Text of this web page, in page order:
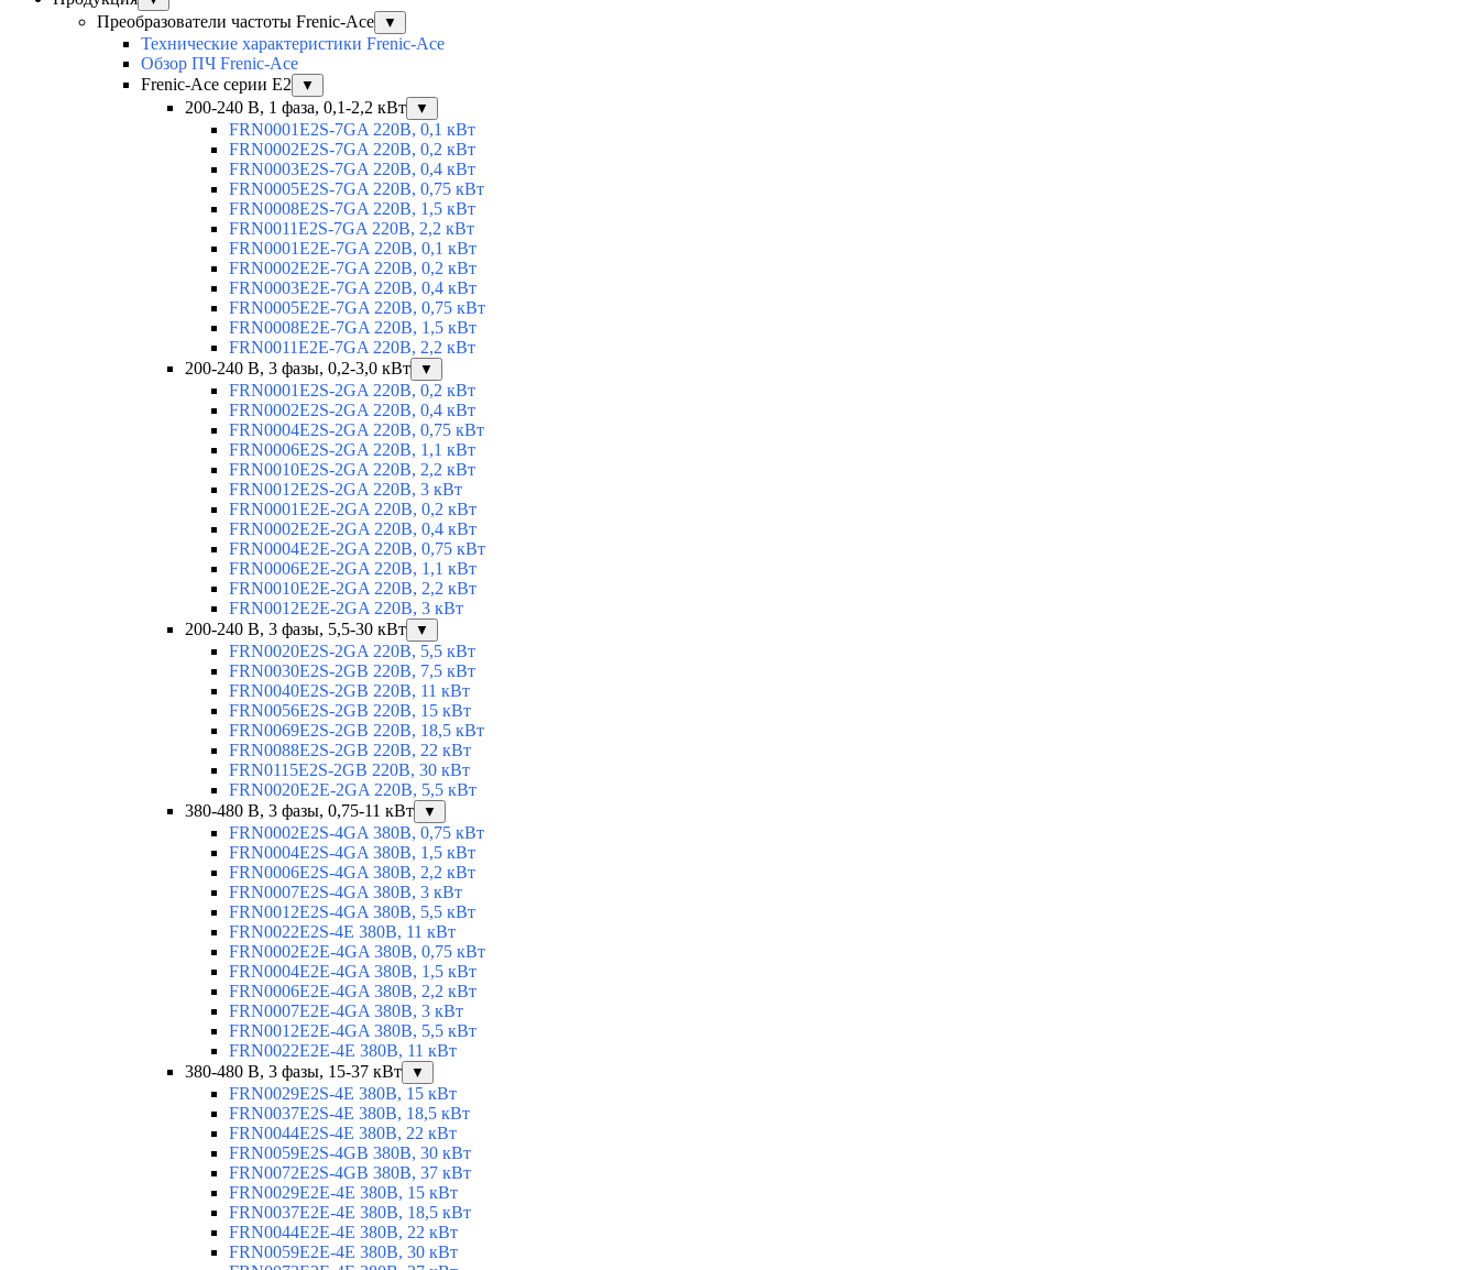
Преобразователи частоты Frenic-Ace ▼
Технические характеристики Frenic-Ace
Обзор ПЧ Frenic-Ace
Frenic-Ace серии E2
▼
200-240 В, 1 фаза, 0,1-2,2 кВт ▼
FRN0001E2S-7GA 220В, 0,1 кВт
FRN0002E2S-7GA 220В, 0,2 кВт
FRN0003E2S-7GA 220В, 0,4 кВт
FRN0005E2S-7GA 220В, 0,75 кВт
FRN0008E2S-7GA 220В, 1,5 кВт
FRN0011E2S-7GA 220В, 2,2 кВт
FRN0001E2E-7GA 220В, 0,1 кВт
FRN0002E2E-7GA 220В, 0,2 кВт
FRN0003E2E-7GA 220В, 0,4 кВт
FRN0005E2E-7GA 220В, 0,75 кВт
FRN0008E2E-7GA 220В, 1,5 кВт
FRN0011E2E-7GA 220В, 2,2 кВт
200-240 В, 3 фазы, 0,2-3,0 кВт
▼
FRN0001E2S-2GA 220В, 0,2 кВт
FRN0002E2S-2GA 220В, 0,4 кВт
FRN0004E2S-2GA 220В, 0,75 кВт
FRN0006E2S-2GA 220В, 1,1 кВт
FRN0010E2S-2GA 220В, 2,2 кВт
FRN0012E2S-2GA 220В, 3 кВт
FRN0001E2E-2GA 220В, 0,2 кВт
FRN0002E2E-2GA 220В, 0,4 кВт
FRN0004E2E-2GA 220В, 0,75 кВт
FRN0006E2E-2GA 220В, 1,1 кВт
FRN0010E2E-2GA 220В, 2,2 кВт
FRN0012E2E-2GA 220В, 3 кВт
200-240 В, 3 фазы, 5,5-30 кВт
▼
FRN0020E2S-2GA 220В, 5,5 кВт
FRN0030E2S-2GB 220В, 7,5 кВт
FRN0040E2S-2GB 220В, 11 кВт
FRN0056E2S-2GB 220В, 15 кВт
FRN0069E2S-2GB 220В, 18,5 кВт
FRN0088E2S-2GB 220В, 22 кВт
FRN0115E2S-2GB 220В, 30 кВт
FRN0020E2E-2GA 220В, 5,5 кВт
380-480 В, 3 фазы, 0,75-11 кВт
▼
FRN0002E2S-4GA 380В, 0,75 кВт
FRN0004E2S-4GA 380В, 1,5 кВт
FRN0006E2S-4GA 380В, 2,2 кВт
FRN0007E2S-4GA 380В, 3 кВт
FRN0012E2S-4GA 380В, 5,5 кВт
FRN0022E2S-4E 380В, 11 кВт
FRN0002E2E-4GA 380В, 0,75 кВт
FRN0004E2E-4GA 380В, 1,5 кВт
FRN0006E2E-4GA 380В, 2,2 кВт
FRN0007E2E-4GA 380В, 3 кВт
FRN0012E2E-4GA 380В, 5,5 кВт
FRN0022E2E-4E 380В, 11 кВт
380-480 В, 3 фазы, 15-37 кВт
▼
FRN0029E2S-4E 380В, 15 кВт
FRN0037E2S-4E 380В, 18,5 кВт
FRN0044E2S-4E 380В, 22 кВт
FRN0059E2S-4GB 380В, 30 кВт
FRN0072E2S-4GB 380В, 37 кВт
FRN0029E2E-4E 380В, 15 кВт
FRN0037E2E-4E 380В, 18,5 кВт
FRN0044E2E-4E 380В, 22 кВт
FRN0059E2E-4E 380В, 30 кВт